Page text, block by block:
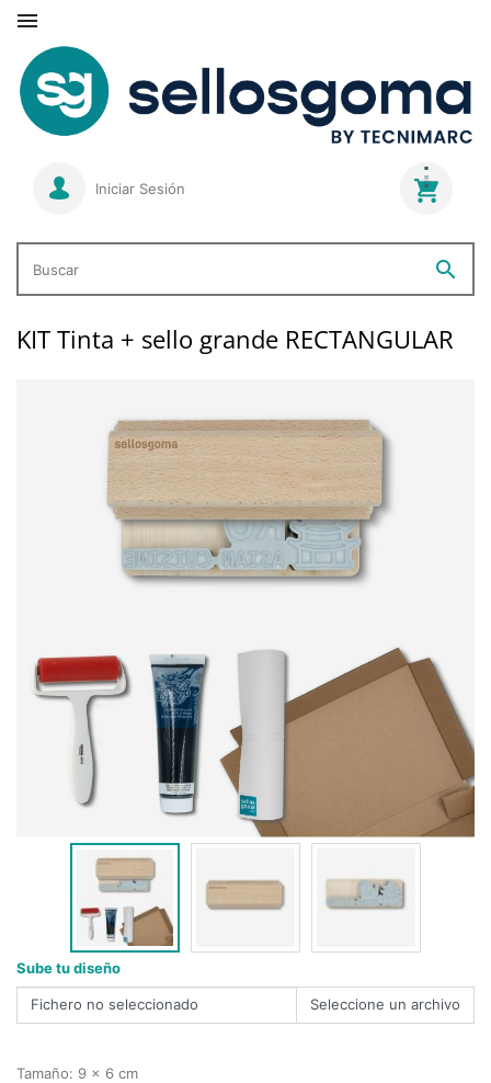

Iniciar Sesión
Buscar
search
KIT Tinta + sello grande RECTANGULAR
Tamaño: 9 x 6 cm
Sube tu diseño
Fichero no seleccionado